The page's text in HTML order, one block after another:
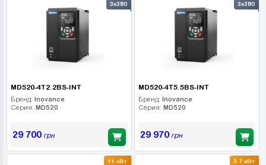
3x380
MD520-4T2.2BS-INT
Бренд: Inovance
Серия: MD520
29 700грн
3x380
MD520-4T5.5BS-INT
Бренд: Inovance
Серия: MD520
29 970грн
11 кВт
3.7 кВт